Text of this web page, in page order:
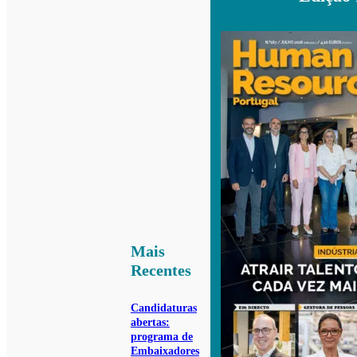
Mais
Recentes
Candidaturas
abertas:
programa de
Embaixadores